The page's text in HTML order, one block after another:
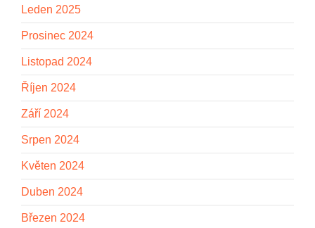
Leden 2025
Prosinec 2024
Listopad 2024
Říjen 2024
Září 2024
Srpen 2024
Květen 2024
Duben 2024
Březen 2024